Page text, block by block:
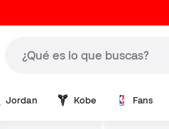
Jordan Kobe Fans